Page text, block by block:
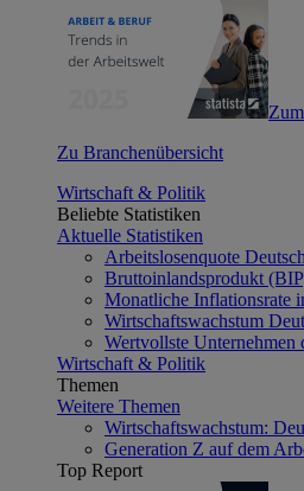
Zu Branchenübersicht
Wirtschaft & Politik
Beliebte Statistiken
Aktuelle Statistiken
Arbeitslosenquote
Bruttoinlandsprodukt
Monatliche Inflationsrate
Wirtschaftswachstum
Wertvollste Unternehmen
Wirtschaft & Politik
Themen
Weitere Themen
Wirtschaftswachstum:
Generation Z auf dem
Top Report